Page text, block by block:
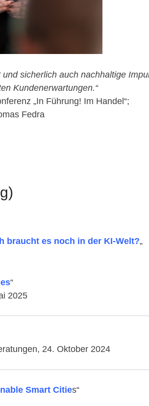
sicherlich auch nachhaltige
Kundenerwartungen.“
„In Führung! Im Handel“;
Fedra
braucht es noch in der KI-Welt?„
“
2025
24. Oktober 2024
Smart Cities“